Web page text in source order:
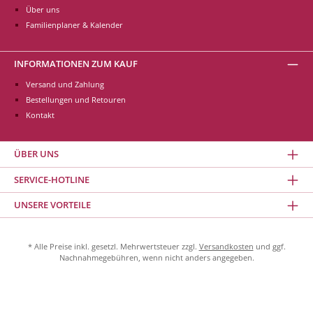
Über uns
Familienplaner & Kalender
INFORMATIONEN ZUM KAUF
Versand und Zahlung
Bestellungen und Retouren
Kontakt
ÜBER UNS
SERVICE-HOTLINE
UNSERE VORTEILE
* Alle Preise inkl. gesetzl. Mehrwertsteuer zzgl. Versandkosten und ggf.
Nachnahmegebühren, wenn nicht anders angegeben.